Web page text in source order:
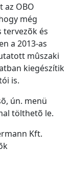
az OBO
még
tervezõk és
a 2013-as
mûszaki
kiegészítik
is.
ún. menü
tölthetõ le.
Kft.